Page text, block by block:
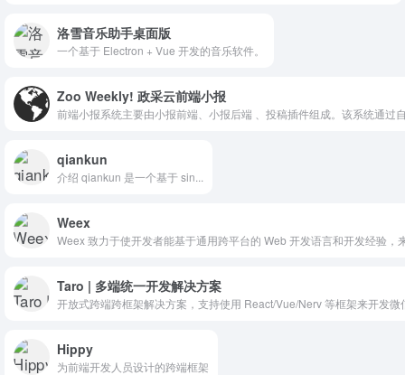
洛雪音乐助手桌面版
一个基于 Electron + Vue 开发的音乐软件。
Zoo Weekly! 政采云前端小报
前端小报系统主要由小报前端、小报后端 、投稿插件组成。该系统通
qiankun
介绍 qiankun 是一个基于 sin...
Weex
Weex 致力于使开发者能基于通用跨平台的 Web 开发语言和开发经验
Taro | 多端统一开发解决方案
开放式跨端跨框架解决方案，支持使用 React/Vue/Nerv 等框架来开发
Hippy
为前端开发人员设计的跨端框架